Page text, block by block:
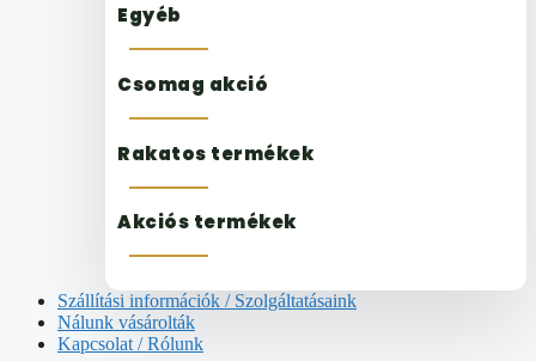
Egyéb
Csomag akció
Rakatos termékek
Akciós termékek
Szállítási információk / Szolgáltatásaink
Nálunk vásárolták
Kapcsolat / Rólunk